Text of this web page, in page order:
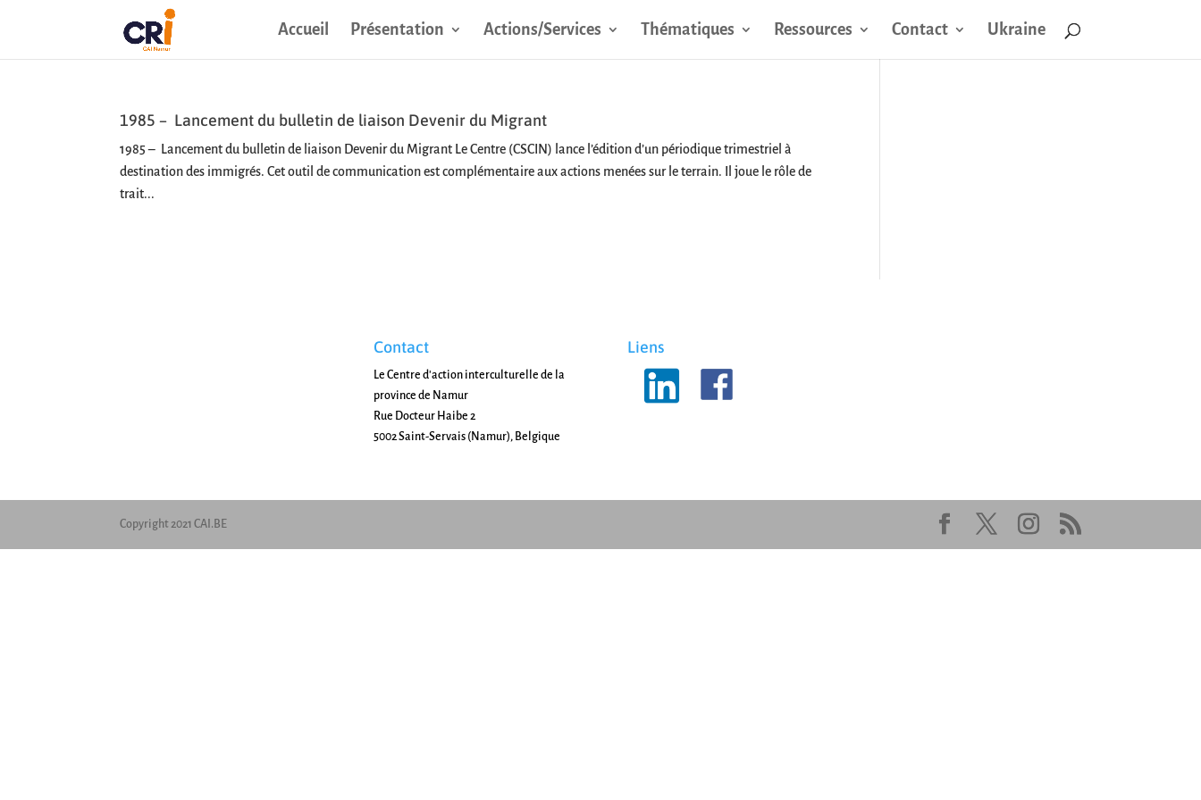
Accueil Présentation Actions/Services Thématiques Ressources Contact Ukraine
1985 – Lancement du bulletin de liaison Devenir du Migrant
1985 – Lancement du bulletin de liaison Devenir du Migrant Le Centre (CSCIN) lance l’édition d’un périodique trimestriel à
destination des immigrés. Cet outil de communication est complémentaire aux actions menées sur le terrain. Il joue le rôle de
trait...
Contact
Le Centre d'action interculturelle de la
province de Namur
Rue Docteur Haibe 2
5002 Saint-Servais (Namur), Belgique
Liens
Copyright 2021 CAI.BE